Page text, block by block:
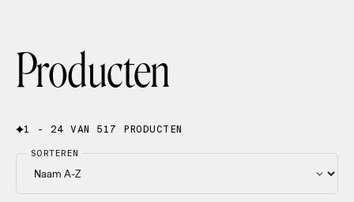
Producten
1 - 24 VAN 517 PRODUCTEN
SORTEREN